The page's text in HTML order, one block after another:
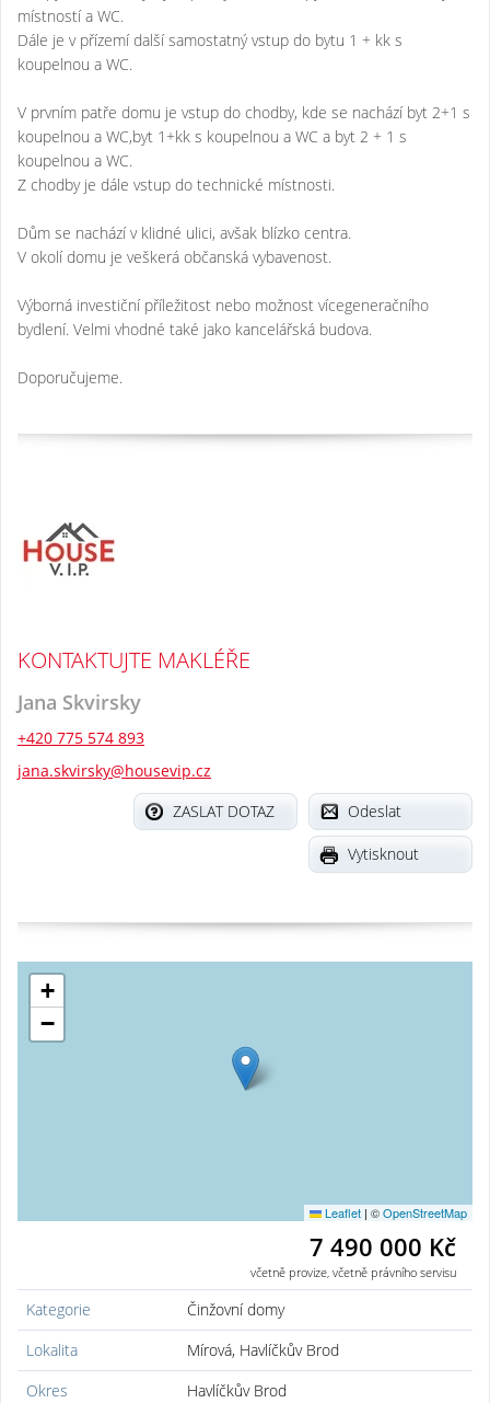
místností a WC.
Dále je v přízemí další samostatný vstup do bytu 1 + kk s
koupelnou a WC.
V prvním patře domu je vstup do chodby, kde se nachází byt 2+1 s
koupelnou a WC,byt 1+kk s koupelnou a WC a byt 2 + 1 s
koupelnou a WC.
Z chodby je dále vstup do technické místnosti.
Dům se nachází v klidné ulici, avšak blízko centra.
V okolí domu je veškerá občanská vybavenost.
Výborná investiční příležitost nebo možnost vícegeneračního
bydlení. Velmi vhodné také jako kancelářská budova.
Doporučujeme.
KONTAKTUJTE MAKLÉŘE
Jana Skvirsky
+420 775 574 893
jana.skvirsky@housevip.cz
Odeslat
ZASLAT DOTAZ
Vytisknout
+
−
Leaflet | ©OpenStreetMap
7 490 000 Kč
včetně provize, včetně právního servisu
Kategorie
Činžovní domy
Lokalita
Mírová, Havlíčkův Brod
Okres
Havlíčkův Brod